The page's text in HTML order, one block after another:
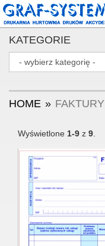
KATEGORIE
HOME FAKTURY
Wyświetlone 1-9 z 9